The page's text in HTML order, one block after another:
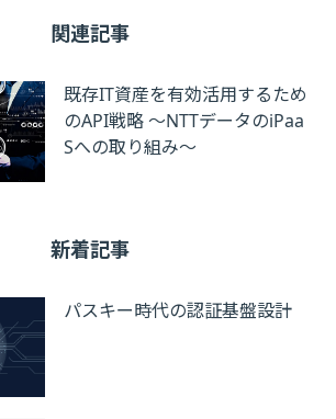
関連記事
既存IT資産を有効活用するため
のAPI戦略 ～NTTデータのiPaa
Sへの取り組み～
新着記事
パスキー時代の認証基盤設計